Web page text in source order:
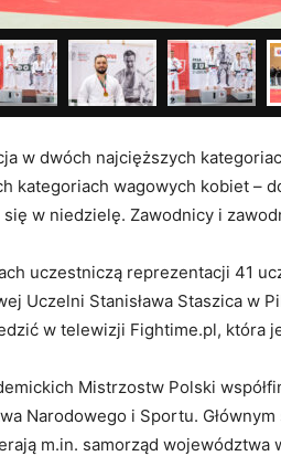
w dwóch najcięższych
kategoriach wagowych kobiet –
w niedzielę. Zawodnicy i
uczestniczą reprezentacji 41
Uczelni Stanisława Staszica w
w telewizji Fightime.pl, która
Mistrzostw Polski
Narodowego i Sportu.
m.in. samorząd województwa